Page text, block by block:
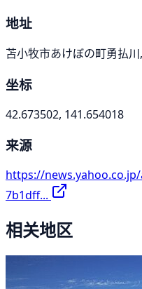
地址
苫小牧市あけぼの町勇払
坐标
42.673502, 141.654018
来源
https://
7b1dff...
相关地区